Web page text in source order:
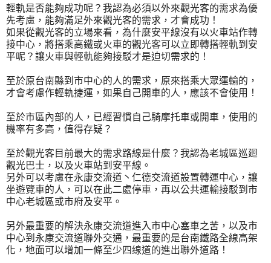
輕軌是否能夠成功呢？我認為必須以外來觀光客的需求為優
先考慮，能夠滿足外來觀光客的需求，才會成功！
如果從觀光客的立場來看，為什麼安平線沒有以火車站作轉
接中心，將搭乘高鐵或火車的觀光客可以立即轉搭輕軌到安
平呢？讓火車與輕軌能夠接駁才是迫切需求的！
至於原台南縣到市中心的人的需求，原來搭乘大眾運輸的，
才會考慮作輕軌捷運，如果自己開車的人，應該不會使用！
至於市區內部的人，已經習慣自己騎摩托車或開車，使用的
機率有多高，值得存疑？
至於觀光客目前最大的需求路線是什麼？我認為老城區巡廻
觀光巴士，以及火車站到安平線。
另外可以考慮在永康交流道丶仁德交流道設置轉運中心，讓
坐遊覽車的人，可以在此二處停車，再以公共運輸接駁到市
中心老城區或市府及安平。
另外最重要的解決永康交流道進入市中心塞車之苦，以及市
中心到永康交流道聯外交通，最重要的是台南鐵路全線高架
化，地面可以增加一條至少四缐道的進出聯外道路！